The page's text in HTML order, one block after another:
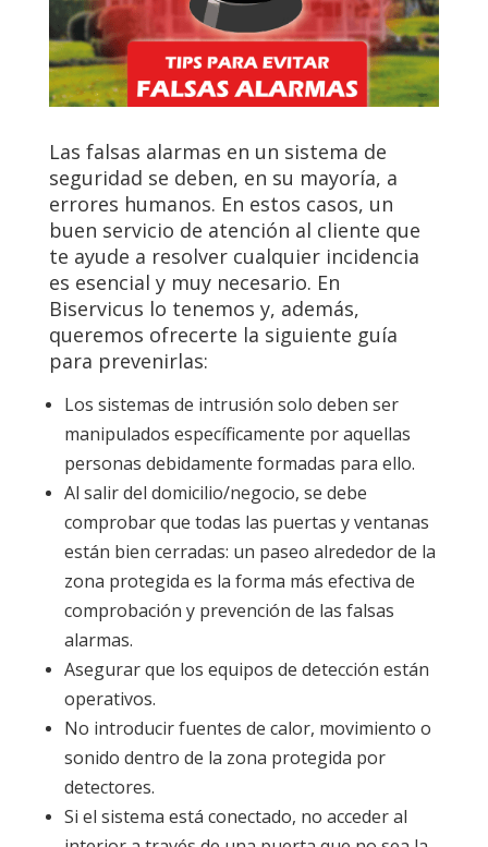
Las falsas alarmas en un sistema de
seguridad se deben, en su mayoría, a
errores humanos. En estos casos, un
buen servicio de atención al cliente que
te ayude a resolver cualquier incidencia
es esencial y muy necesario. En
Biservicus lo tenemos y, además,
queremos ofrecerte la siguiente guía
para prevenirlas:
Los sistemas de intrusión solo deben ser
manipulados específicamente por aquellas
personas debidamente formadas para ello.
Al salir del domicilio/negocio, se debe
comprobar que todas las puertas y ventanas
están bien cerradas: un paseo alrededor de la
zona protegida es la forma más efectiva de
comprobación y prevención de las falsas
alarmas.
Asegurar que los equipos de detección están
operativos.
No introducir fuentes de calor, movimiento o
sonido dentro de la zona protegida por
detectores.
Si el sistema está conectado, no acceder al